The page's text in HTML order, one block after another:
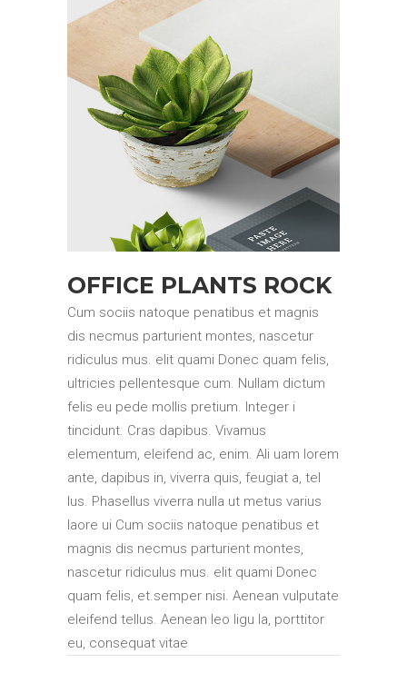
OFFICE PLANTS ROCK
Cum sociis natoque penatibus et magnis
dis necmus parturient montes, nascetur
ridiculus mus. elit quami Donec quam felis,
ultricies pellentesque cum. Nullam dictum
felis eu pede mollis pretium. Integer i
tincidunt. Cras dapibus. Vivamus
elementum, eleifend ac, enim. Ali uam lorem
ante, dapibus in, viverra quis, feugiat a, tel
lus. Phasellus viverra nulla ut metus varius
laore ui Cum sociis natoque penatibus et
magnis dis necmus parturient montes,
nascetur ridiculus mus. elit quami Donec
quam felis, et.semper nisi. Aenean vulputate
eleifend tellus. Aenean leo ligu la, porttitor
eu, consequat vitae